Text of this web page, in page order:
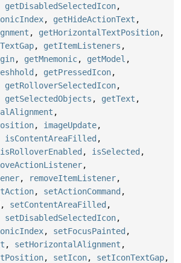
getDisabledSelectedIcon,
, getHideActionText ,
, getHorizontalTextPosition,
, getItemListeners ,
, getMnemonic, getModel ,
, getPressedIcon,
getRolloverSelectedIcon,
getSelectedObjects , getText ,
,
, imageUpdate,
isContentAreaFilled ,
isRolloverEnabled , isSelected ,
,
, removeItemListener,
, setActionCommand ,
, setContentAreaFilled ,
setDisabledSelectedIcon,
, setFocusPainted ,
, setHorizontalAlignment ,
, setIcon, setIconTextGap,